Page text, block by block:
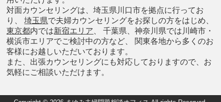
対面カウンセリングは、埼玉県川口市を拠点に行ってお
り、埼玉県で夫婦カウンセリングをお探しの方をはじめ、
東京都内では新宿エリア 、 千葉県、神奈川県では川崎市・
横浜市エリアでご検討中の方など、 関東各地から多くのお
客様にお越しいただいております。
また、出張カウンセリングにも対応しておりますので、お
気軽にご相談いただけます。